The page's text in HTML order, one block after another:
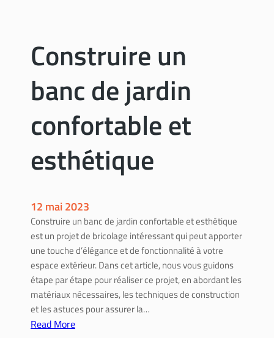
r
é
e
é
m
a
t
i
a
u
x
n
é
c
e
s
Construire un
banc de jardin
confortable et
esthétique
12 mai 2023
Construire un banc de jardin confortable et esthétique
est un projet de bricolage intéressant qui peut apporter
une touche d’élégance et de fonctionnalité à votre
espace extérieur. Dans cet article, nous vous guidons
étape par étape pour réaliser ce projet, en abordant les
matériaux nécessaires, les techniques de construction
et les astuces pour assurer la…
Read More